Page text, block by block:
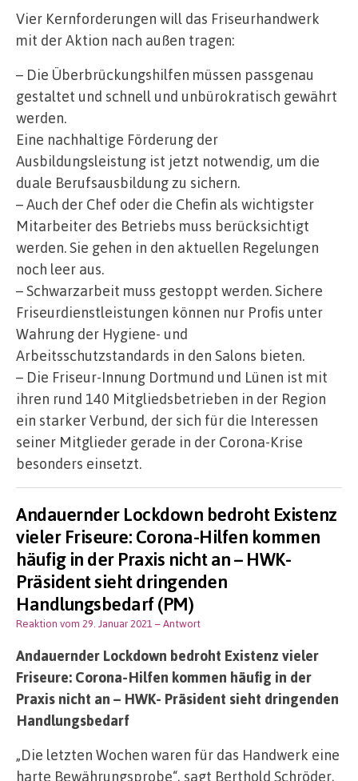
Vier Kernforderungen will das Friseurhandwerk
mit der Aktion nach außen tragen:
– Die Überbrückungshilfen müssen passgenau
gestaltet und schnell und unbürokratisch gewährt
werden.
Eine nachhaltige Förderung der
Ausbildungsleistung ist jetzt notwendig, um die
duale Berufsausbildung zu sichern.
– Auch der Chef oder die Chefin als wichtigster
Mitarbeiter des Betriebs muss berücksichtigt
werden. Sie gehen in den aktuellen Regelungen
noch leer aus.
– Schwarzarbeit muss gestoppt werden. Sichere
Friseurdienstleistungen können nur Profis unter
Wahrung der Hygiene- und
Arbeitsschutzstandards in den Salons bieten.
– Die Friseur-Innung Dortmund und Lünen ist mit
ihren rund 140 Mitgliedsbetrieben in der Region
ein starker Verbund, der sich für die Interessen
seiner Mitglieder gerade in der Corona-Krise
besonders einsetzt.
Andauernder Lockdown bedroht Existenz
vieler Friseure: Corona-Hilfen kommen
häufig in der Praxis nicht an – HWK-
Präsident sieht dringenden
Handlungsbedarf (PM)
Reaktion vom 29. Januar 2021 – Antwort
Andauernder Lockdown bedroht Existenz vieler
Friseure: Corona-Hilfen kommen häufig in der
Praxis nicht an – HWK- Präsident sieht dringenden
Handlungsbedarf
„Die letzten Wochen waren für das Handwerk eine
harte Bewährungsprobe“, sagt Berthold Schröder,